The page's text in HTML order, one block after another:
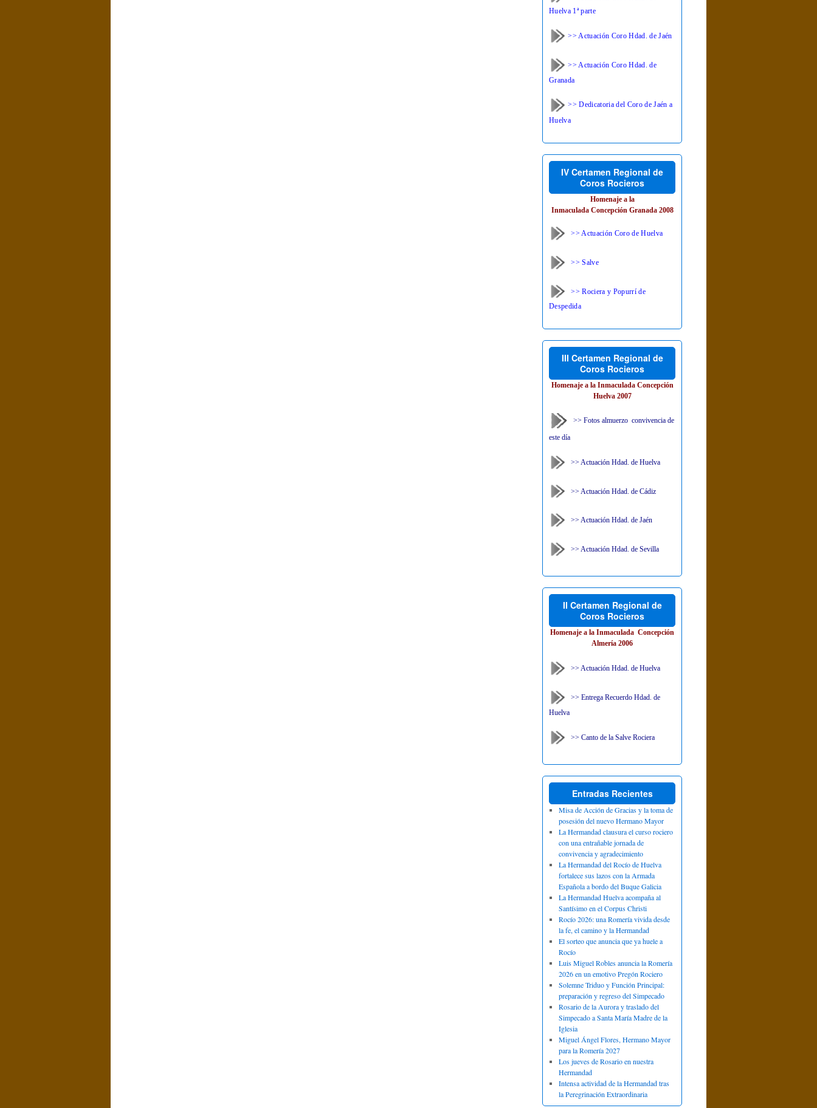
Huelva 1ª parte
>> Actuación Coro Hdad. de Jaén
>> Actuación Coro Hdad. de
Granada
>> Dedicatoria del Coro de Jaén a
Huelva
IV Certamen Regional de
Coros Rocieros
Homenaje a la
Inmaculada Concepción Granada 2008
>> Actuación Coro de Huelva
>> Salve
>> Rociera y Popurrí de
Despedida
III Certamen Regional de
Coros Rocieros
Homenaje a la Inmaculada Concepción
Huelva 2007
>> Fotos almuerzo convivencia de
este día
>> Actuación Hdad. de Huelva
>> Actuación Hdad. de Cádiz
>> Actuación Hdad. de Jaén
>> Actuación Hdad. de Sevilla
II Certamen Regional de
Coros Rocieros
Homenaje a la Inmaculada Concepción
Almería 2006
>> Actuación Hdad. de Huelva
>> Entrega Recuerdo Hdad. de
Huelva
>> Canto de la Salve Rociera
Entradas Recientes
Misa de Acción de Gracias y la toma de
posesión del nuevo Hermano Mayor
La Hermandad clausura el curso rociero
con una entrañable jornada de
convivencia y agradecimiento
La Hermandad del Rocío de Huelva
fortalece sus lazos con la Armada
Española a bordo del Buque Galicia
La Hermandad Huelva acompaña al
Santísimo en el Corpus Christi
Rocío 2026: una Romería vivida desde
la fe, el camino y la Hermandad
El sorteo que anuncia que ya huele a
Rocío
Luis Miguel Robles anuncia la Romería
2026 en un emotivo Pregón Rociero
Solemne Triduo y Función Principal:
preparación y regreso del Simpecado
Rosario de la Aurora y traslado del
Simpecado a Santa María Madre de la
Iglesia
Miguel Ángel Flores, Hermano Mayor
para la Romería 2027
Los jueves de Rosario en nuestra
Hermandad
Intensa actividad de la Hermandad tras
la Peregrinación Extraordinaria